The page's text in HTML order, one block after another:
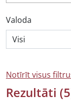
Valoda
Notīrīt visus
Rezultāti